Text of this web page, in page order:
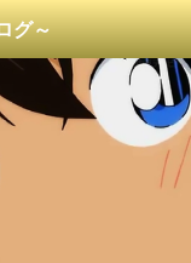
グ～